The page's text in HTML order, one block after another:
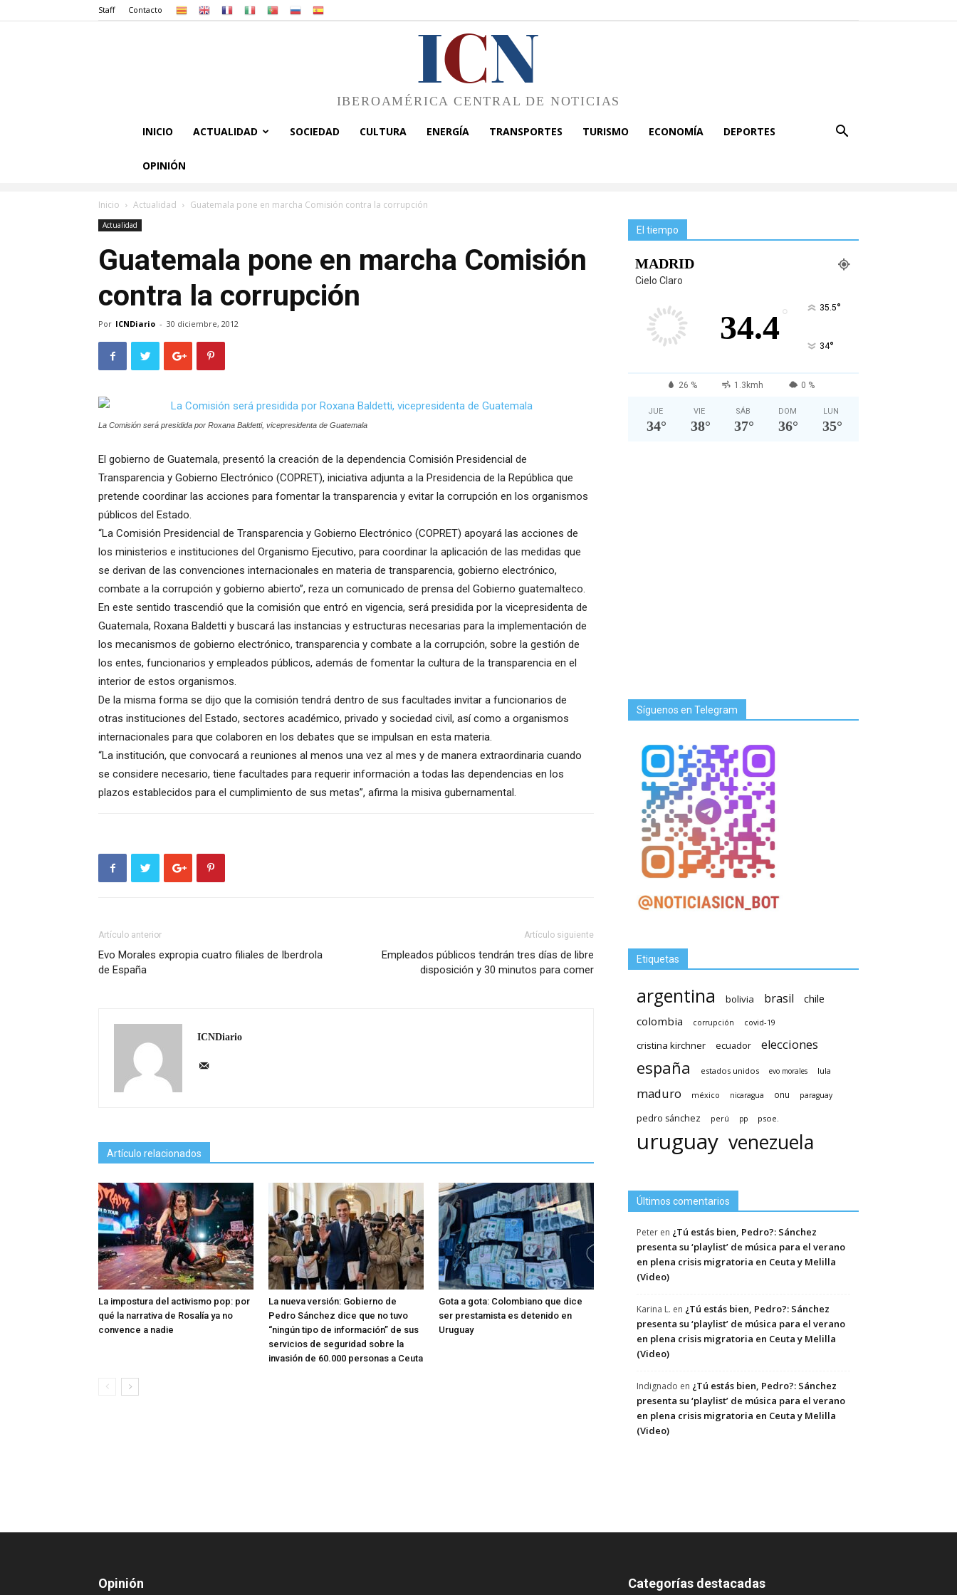
Staff Contacto
ICN
IBEROAMÉRICA CENTRAL DE NOTICIAS
INICIO ACTUALIDAD SOCIEDAD CULTURA ENERGÍA TRANSPORTES TURISMO ECONOMÍA DEPORTES
OPINIÓN
Inicio Actualidad Guatemala pone en marcha Comisión contra la corrupción
Actualidad
Guatemala pone en marcha Comisión
contra la corrupción
Por ICNDiario - 30 diciembre, 2012
La Comisión será presidida por Roxana Baldetti, vicepresidenta de Guatemala
El gobierno de Guatemala, presentó la creación de la dependencia Comisión Presidencial de
Transparencia y Gobierno Electrónico (COPRET), iniciativa adjunta a la Presidencia de la República que
pretende coordinar las acciones para fomentar la transparencia y evitar la corrupción en los organismos
públicos del Estado.
“La Comisión Presidencial de Transparencia y Gobierno Electrónico (COPRET) apoyará las acciones de
los ministerios e instituciones del Organismo Ejecutivo, para coordinar la aplicación de las medidas que
se derivan de las convenciones internacionales en materia de transparencia, gobierno electrónico,
combate a la corrupción y gobierno abierto”, reza un comunicado de prensa del Gobierno guatemalteco.
En este sentido trascendió que la comisión que entró en vigencia, será presidida por la vicepresidenta de
Guatemala, Roxana Baldetti y buscará las instancias y estructuras necesarias para la implementación de
los mecanismos de gobierno electrónico, transparencia y combate a la corrupción, sobre la gestión de
los entes, funcionarios y empleados públicos, además de fomentar la cultura de la transparencia en el
interior de estos organismos.
De la misma forma se dijo que la comisión tendrá dentro de sus facultades invitar a funcionarios de
otras instituciones del Estado, sectores académico, privado y sociedad civil, así como a organismos
internacionales para que colaboren en los debates que se impulsan en esta materia.
“La institución, que convocará a reuniones al menos una vez al mes y de manera extraordinaria cuando
se considere necesario, tiene facultades para requerir información a todas las dependencias en los
plazos establecidos para el cumplimiento de sus metas”, afirma la misiva gubernamental.
Artículo anterior
Evo Morales expropia cuatro filiales de Iberdrola
de España
Artículo siguiente
Empleados públicos tendrán tres días de libre
disposición y 30 minutos para comer
ICNDiario
Artículo relacionados
La impostura del activismo pop: por
qué la narrativa de Rosalía ya no
convence a nadie
La nueva versión: Gobierno de
Pedro Sánchez dice que no tuvo
“ningún tipo de información” de sus
servicios de seguridad sobre la
invasión de 60.000 personas a Ceuta
Gota a gota: Colombiano que dice
ser prestamista es detenido en
Uruguay
El tiempo
MADRID
Cielo Claro
34.4° 35.5°
34°
26 % 1.3kmh 0 %
JUE
34°
VIE
38°
SÁB
37°
DOM
36°
LUN
35°
Síguenos en Telegram
Etiquetas
argentina bolivia brasil
chile
colombia
corrupción covid-19
cristina kirchner ecuador elecciones
españa estados unidos evo morales lula
maduro méxico nicaragua onu paraguay
pedro sánchez perú pp psoe.
uruguay venezuela
Últimos comentarios
Peter en ¿Tú estás bien, Pedro?: Sánchez
presenta su ‘playlist’ de música para el verano
en plena crisis migratoria en Ceuta y Melilla
(Video)
Karina L. en ¿Tú estás bien, Pedro?: Sánchez
presenta su ‘playlist’ de música para el verano
en plena crisis migratoria en Ceuta y Melilla
(Video)
Indignado en ¿Tú estás bien, Pedro?: Sánchez
presenta su ‘playlist’ de música para el verano
en plena crisis migratoria en Ceuta y Melilla
(Video)
Opinión Categorías destacadas